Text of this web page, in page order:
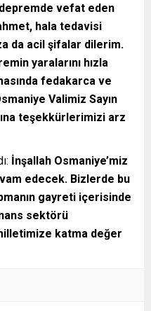
vefat eden
hala tedavisi
da acil şifalar dilerim.
yaralarını hızla
fedakarca ve
Valimiz Sayın
teşekkürlerimizi arz
İnşallah Osmaniye’miz
edecek. Bizlerde bu
gayreti içerisinde
sektörü
katma değer